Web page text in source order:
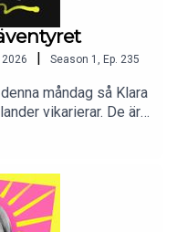
| Season 1 , Ep. 235
måndag så Klara
vikarierar. De är
ändå hunnit
av ett hyrsläp
gråt i halsen av syrén
som man inte